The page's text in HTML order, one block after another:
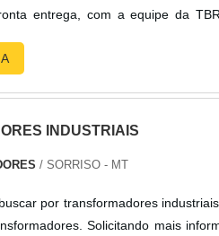
entrega, com a equipe da
INDUSTRIAIS
/ SORRISO - MT
por transformadores
Solicitando mais